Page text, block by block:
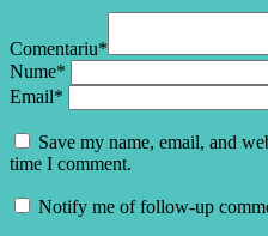
Comentariu*
Nume*
Email*
Save my name, email, and
time I comment.
Notify me of follow-up